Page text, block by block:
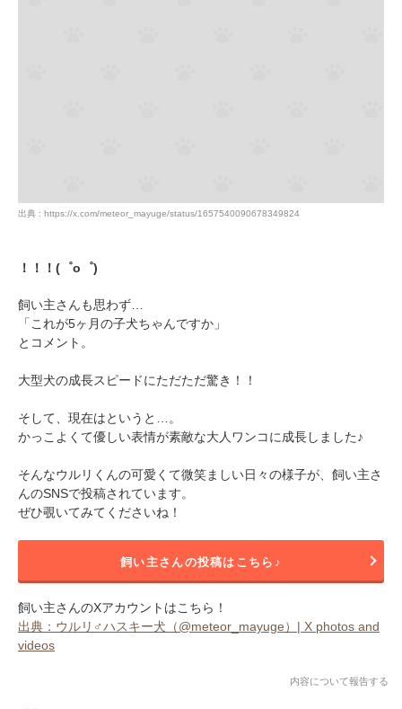
出典 : https://x.com/meteor_mayuge/status/1657540090678349824
！！！(゜o゜)
飼い主さんも思わず…
「これが5ヶ月の子犬ちゃんですか」
とコメント。
大型犬の成長スピードにただただ驚き！！
そして、現在はというと…。
かっこよくて優しい表情が素敵な大人ワンコに成長しました♪
そんなウルリくんの可愛くて微笑ましい日々の様子が、飼い主さ
んのSNSで投稿されています。
ぜひ覗いてみてくださいね！
飼い主さんの投稿はこちら♪
飼い主さんのXアカウントはこちら！
出典：ウルリ♂ハスキー犬（@meteor_mayuge）| X photos and
videos
内容について報告する